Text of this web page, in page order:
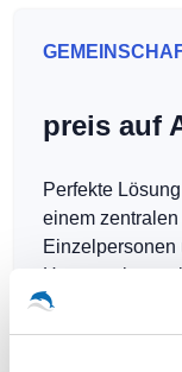
preis auf
Perfekte
einem
Einzelpersonen
Hotspots